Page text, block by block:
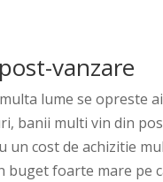
vanzare
lume se opreste
banii multi vin din
un cost de achizitie
buget foarte mare pe